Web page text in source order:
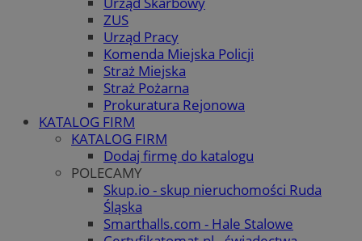
ZUS
Urząd Pracy
Komenda Miejska Policji
Straż Miejska
Straż Pożarna
Prokuratura Rejonowa
KATALOG FIRM
KATALOG FIRM
Dodaj firmę do katalogu
POLECAMY
Skup.io - skup nieruchomości Ruda
Śląska
Smarthalls.com - Hale Stalowe